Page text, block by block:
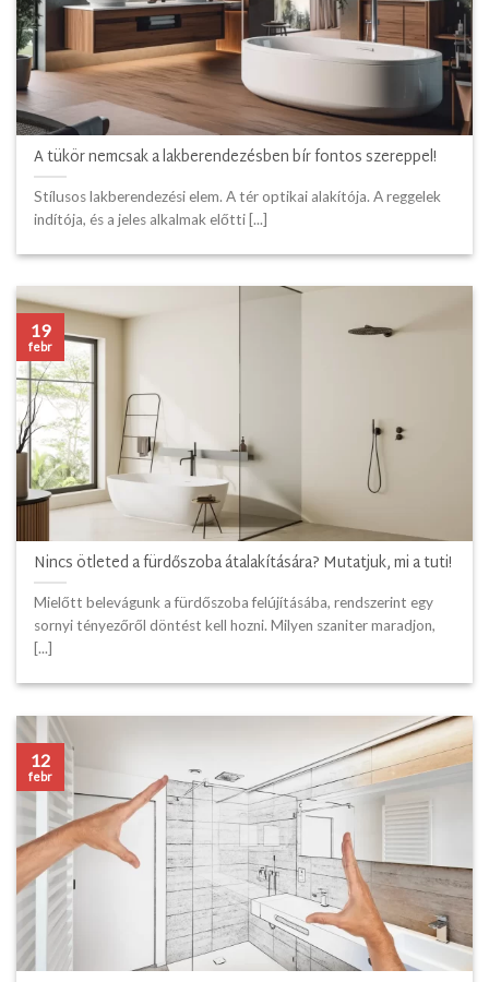
A tükör nemcsak a lakberendezésben bír fontos szereppel!
Stílusos lakberendezési elem. A tér optikai alakítója. A reggelek
indítója, és a jeles alkalmak előtti [...]
Nincs ötleted a fürdőszoba átalakítására? Mutatjuk, mi a tuti!
Mielőtt belevágunk a fürdőszoba felújításába, rendszerint egy
sornyi tényezőről döntést kell hozni. Milyen szaniter maradjon,
[...]
19
febr
12
febr